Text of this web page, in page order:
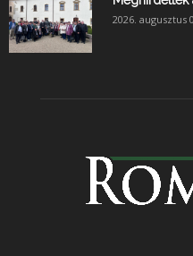
2026. augusztus